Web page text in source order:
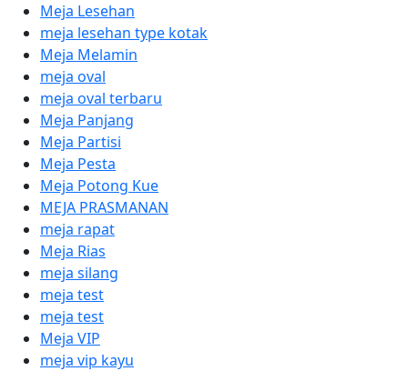
Meja Lesehan
meja lesehan type kotak
Meja Melamin
meja oval
meja oval terbaru
Meja Panjang
Meja Partisi
Meja Pesta
Meja Potong Kue
MEJA PRASMANAN
meja rapat
Meja Rias
meja silang
meja test
meja test
Meja VIP
meja vip kayu